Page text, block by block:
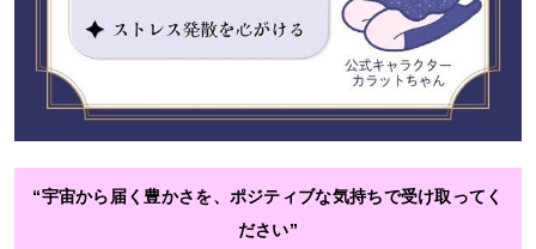
“宇宙から届く豊かさを、ポジティブな気持ちで受け取ってく
ださい”